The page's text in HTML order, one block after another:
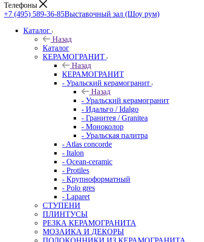
Телефоны
+7 (495) 589-36-85Выставочный зал (Шоу рум)
Каталог
Назад
Каталог
КЕРАМОГРАНИТ
Назад
КЕРАМОГРАНИТ
- Уральский керамогранит
Назад
- Уральский керамогранит
- Идальго / Idalgo
- Гранитея / Granitea
- Моноколор
- Уральская палитра
- Atlas concorde
- Italon
- Ocean-ceramic
- Protiles
- Крупноформатный
- Polo gres
- Laparet
СТУПЕНИ
ПЛИНТУСЫ
РЕЗКА КЕРАМОГРАНИТА
МОЗАИКА И ДЕКОРЫ
ПОДОКОННИКИ ИЗ КЕРАМОГРАНИТА